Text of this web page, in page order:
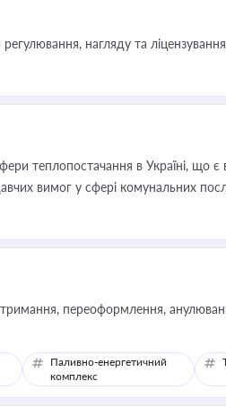
нагляду та
теплопостачання в Україні, що
вимог у сфері комунальних
переоформлення,
Паливно-енергетичний
комплекс